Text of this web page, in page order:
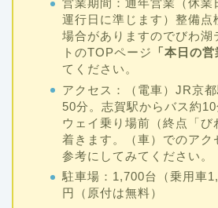
営業期間：通年営業（休業
運行日に準じます）整備点
場合がありますのでびわ湖
トのTOPページ
「本日の営
てください。
アクセス：（電車）JR京
50分。志賀駅からバス約
ウェイ乗り場前（終点「び
着きます。（車）でのアク
参考にしてみてください。
駐車場：1,700台（乗用車
円（原付は無料）